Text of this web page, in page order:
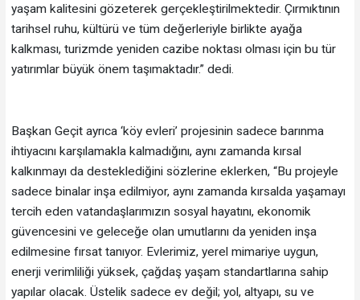
yaşam kalitesini gözeterek gerçekleştirilmektedir. Çırmıktının
tarihsel ruhu, kültürü ve tüm değerleriyle birlikte ayağa
kalkması, turizmde yeniden cazibe noktası olması için bu tür
yatırımlar büyük önem taşımaktadır.” dedi.
Başkan Geçit ayrıca ‘köy evleri’ projesinin sadece barınma
ihtiyacını karşılamakla kalmadığını, aynı zamanda kırsal
kalkınmayı da desteklediğini sözlerine eklerken, “Bu projeyle
sadece binalar inşa edilmiyor, aynı zamanda kırsalda yaşamayı
tercih eden vatandaşlarımızın sosyal hayatını, ekonomik
güvencesini ve geleceğe olan umutlarını da yeniden inşa
edilmesine fırsat tanıyor. Evlerimiz, yerel mimariye uygun,
enerji verimliliği yüksek, çağdaş yaşam standartlarına sahip
yapılar olacak. Üstelik sadece ev değil; yol, altyapı, su ve